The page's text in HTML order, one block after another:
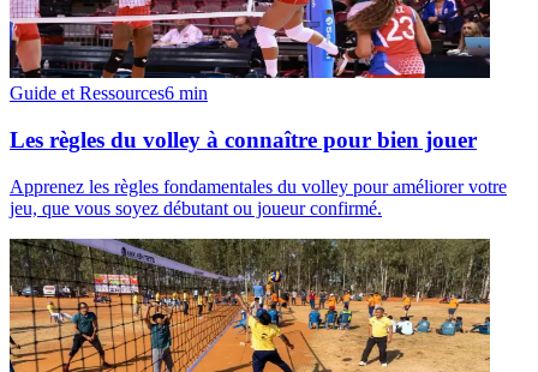
Guide et Ressources6 min
Les règles du volley à connaître pour bien jouer
Apprenez les règles fondamentales du volley pour améliorer votre
jeu, que vous soyez débutant ou joueur confirmé.